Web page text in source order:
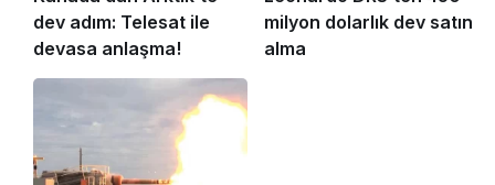
dev adım: Telesat ile
devasa anlaşma!
milyon dolarlık dev satın
alma